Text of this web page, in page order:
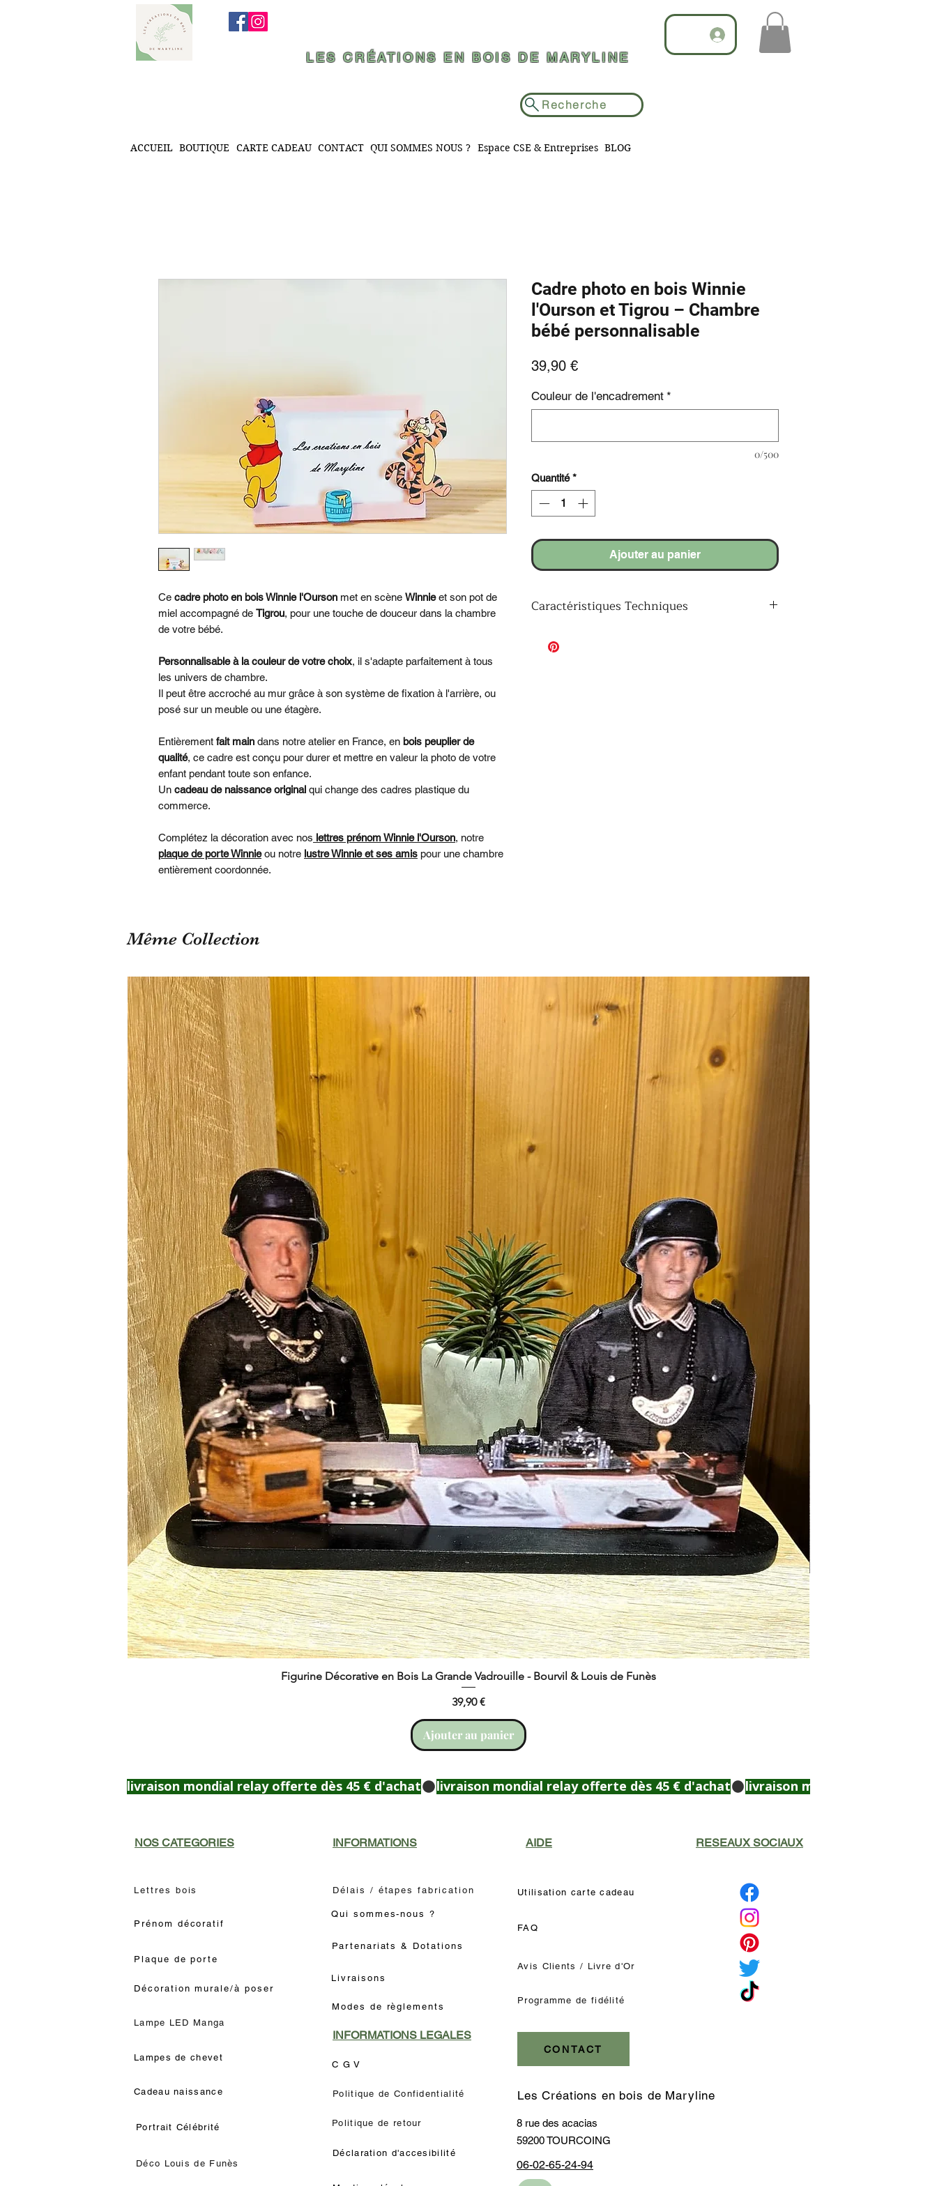
LES CRÉATIONS EN BOIS DE MARYLINE
Recherche
ACCUEIL BOUTIQUE CARTE CADEAU CONTACT QUI SOMMES NOUS ? Espace CSE & Entreprises BLOG
Ce cadre photo en bois Winnie l'Ourson met en scène Winnieet son pot de
miel accompagné de Tigrou, pour une touche de douceur dans la chambre
de votre bébé.
Personnalisable à la couleur de votre choix, il s'adapte parfaitement à tous
les univers de chambre.
Il peut être accroché au mur grâce à son système de fixation à l'arrière, ou
posé sur un meuble ou une étagère.
Entièrement fait main dans notre atelier en France, en bois peuplier de
qualité, ce cadre est conçu pour durer et mettre en valeur la photo de votre
enfant pendant toute son enfance.
Un cadeau de naissance original qui change des cadres plastique du
commerce.
Complétez la décoration avec nos lettres prénom Winnie l'Ourson, notre
plaque de porte Winnieou notre lustre Winnie et ses amis pour une chambre
entièrement coordonnée.
Cadre photo en bois Winnie
l'Ourson et Tigrou – Chambre
bébé personnalisable
39,90 €Prix
Couleur de l'encadrement *
0/500
Quantité *
Ajouter au panier
Caractéristiques Techniques
Finition :
Même Collection
Figurine Décorative en Bois La Grande Vadrouille - Bourvil & Louis de Funès
Prix
39,90 €
Ajouter au panier
livraison mondial relay offerte dès 45 € d'achat
NOS CATEGORIES
Lettres bois
Prénom décoratif
Plaque de porte
Décoration murale/à poser
Lampe LED Manga
Lampes de chevet
Cadeau naissance
Portrait Célébrité
Déco Louis de Funès
INFORMATIONS
Délais / étapes fabrication
Qui sommes-nous ?
Partenariats & Dotations
Livraisons
Modes de règlements
INFORMATIONS LEGALES
C G V
Politique de Confidentialité
Politique de retour
Déclaration d'accesibilité
AIDE
Utilisation carte cadeau
FAQ
Avis Clients / Livre d'Or
Programme de fidélité
CONTACT
RESEAUX SOCIAUX
Les Créations en bois de Maryline
8 rue des acacias
59200 TOURCOING
06-02-65-24-94